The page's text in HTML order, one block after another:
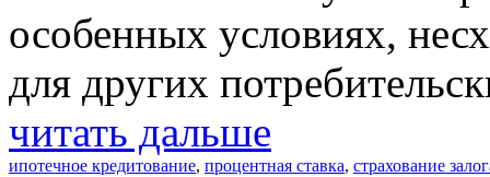
особенных условиях,
для других
читать дальше
ипотечное кредитование, процентная ставка, страхование